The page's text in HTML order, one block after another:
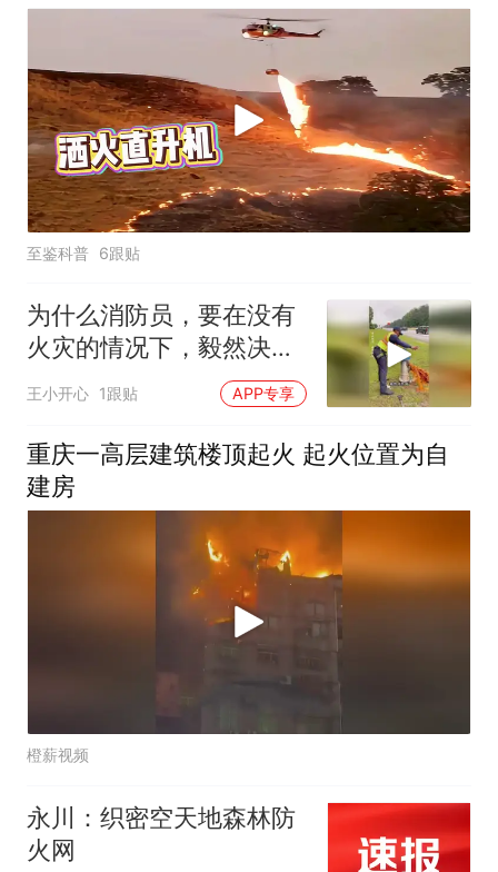
至鉴科普 6跟贴
为什么消防员，要在没有
火灾的情况下，毅然决然
地打开消防栓
王小开心 1跟贴 APP专享
重庆一高层建筑楼顶起火 起火位置为自
建房
橙薪视频
永川：织密空天地森林防
火网